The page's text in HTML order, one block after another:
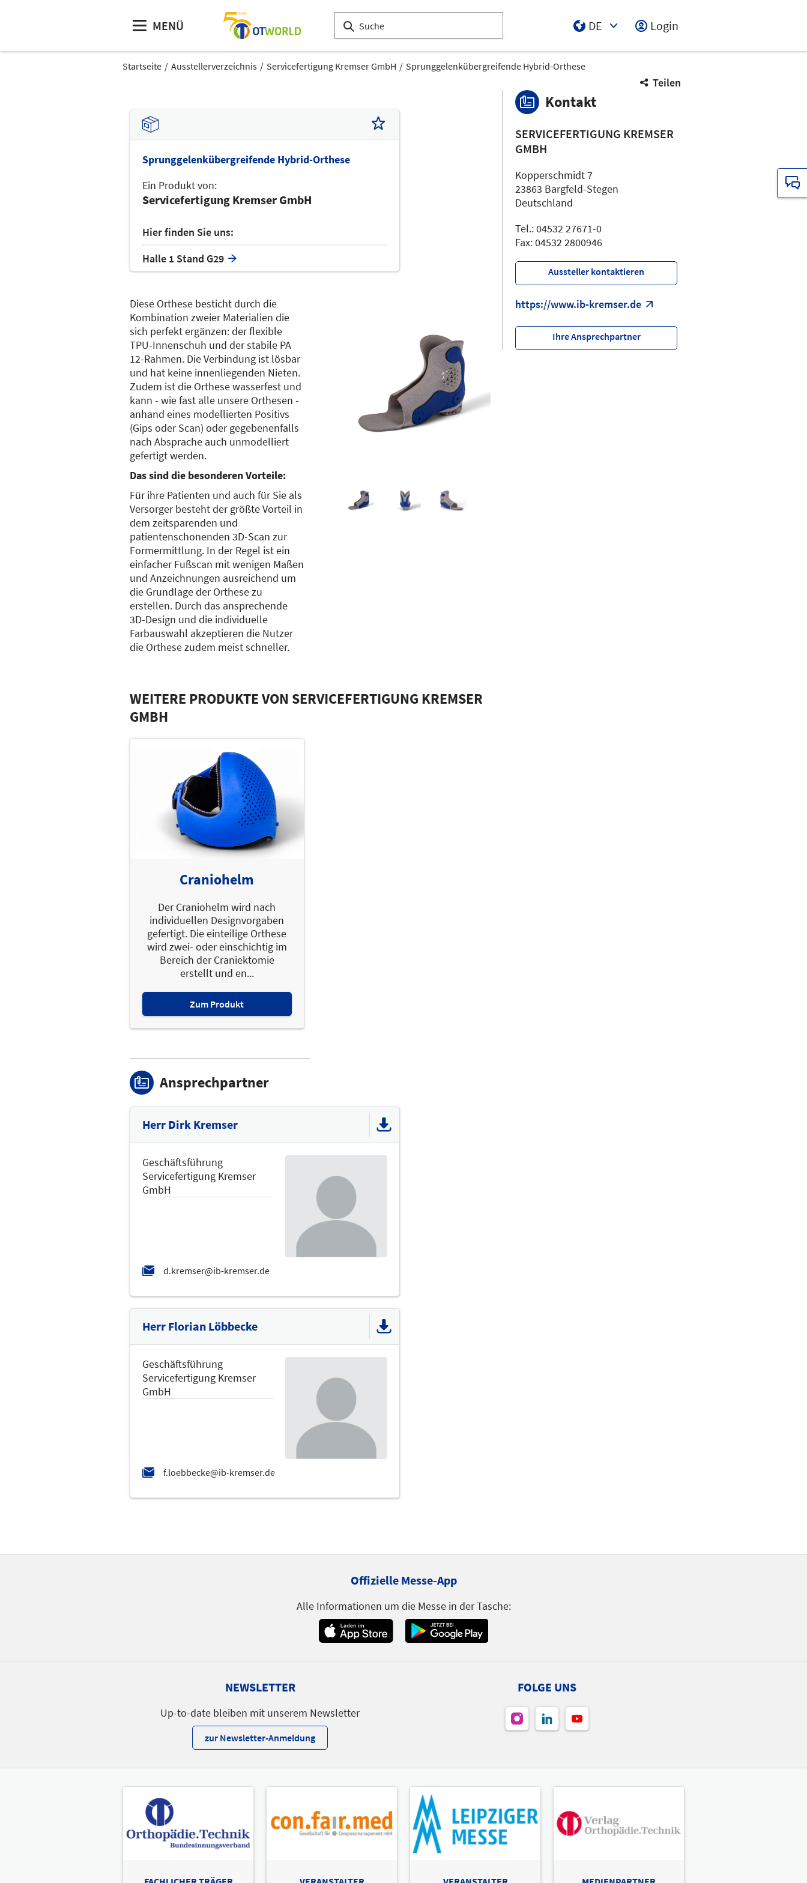
MENÜ
DE
Login
Startseite Ausstellerverzeichnis Servicefertigung Kremser GmbH Sprunggelenkübergreifende Hybrid-Orthese
Teilen
Sprunggelenkübergreifende Hybrid-Orthese
Ein Produkt von:
Servicefertigung Kremser GmbH
Hier finden Sie uns:
Halle 1 Stand G29
Diese Orthese besticht durch die
Kombination zweier Materialien die
sich perfekt ergänzen: der flexible
TPU-Innenschuh und der stabile PA
12-Rahmen. Die Verbindung ist lösbar
und hat keine innenliegenden Nieten.
Zudem ist die Orthese wasserfest und
kann - wie fast alle unsere Orthesen -
anhand eines modellierten Positivs
(Gips oder Scan) oder gegebenenfalls
nach Absprache auch unmodelliert
gefertigt werden.
Das sind die besonderen Vorteile:
Für ihre Patienten und auch für Sie als
Versorger besteht der größte Vorteil in
dem zeitsparenden und
patientenschonenden 3D-Scan zur
Formermittlung. In der Regel ist ein
einfacher Fußscan mit wenigen Maßen
und Anzeichnungen ausreichend um
die Grundlage der Orthese zu
erstellen. Durch das ansprechende
3D-Design und die individuelle
Farbauswahl akzeptieren die Nutzer
die Orthese zudem meist schneller.
WEITERE PRODUKTE VON SERVICEFERTIGUNG KREMSER
GMBH
Craniohelm
Der Craniohelm wird nach
individuellen Designvorgaben
gefertigt. Die einteilige Orthese
wird zwei- oder einschichtig im
Bereich der Craniektomie
erstellt und en...
Zum Produkt
Ansprechpartner
Herr Dirk Kremser
Geschäftsführung
Servicefertigung Kremser
GmbH
Herr Florian Löbbecke
Geschäftsführung
Servicefertigung Kremser
GmbH
Kontakt
SERVICEFERTIGUNG KREMSER
GMBH
Kopperschmidt 7
23863 Bargfeld-Stegen
Deutschland
Tel.: 04532 27671-0
Fax: 04532 2800946
Aussteller kontaktieren
https://www.ib-kremser.de
Ihre Ansprechpartner
Offizielle Messe-App
Alle Informationen um die Messe in der Tasche:
NEWSLETTER
Up-to-date bleiben mit unserem Newsletter
zur Newsletter-Anmeldung
FOLGE UNS